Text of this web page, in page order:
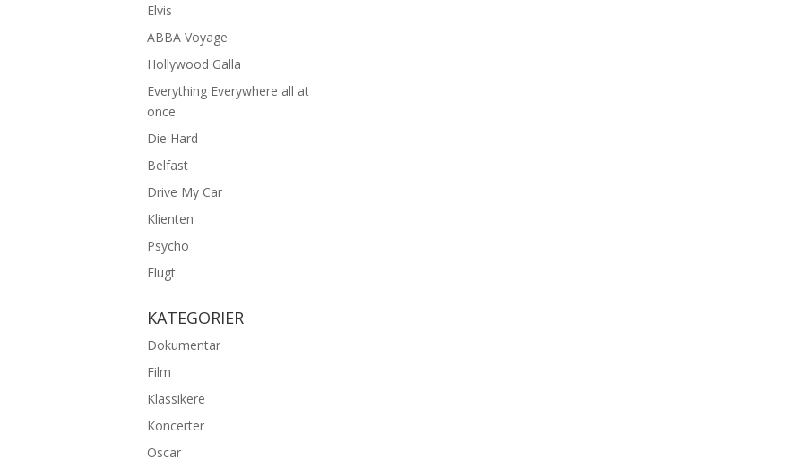
Elvis
ABBA Voyage
Hollywood Galla
Everything Everywhere all at
once
Die Hard
Belfast
Drive My Car
Klienten
Psycho
Flugt
KATEGORIER
Dokumentar
Film
Klassikere
Koncerter
Oscar